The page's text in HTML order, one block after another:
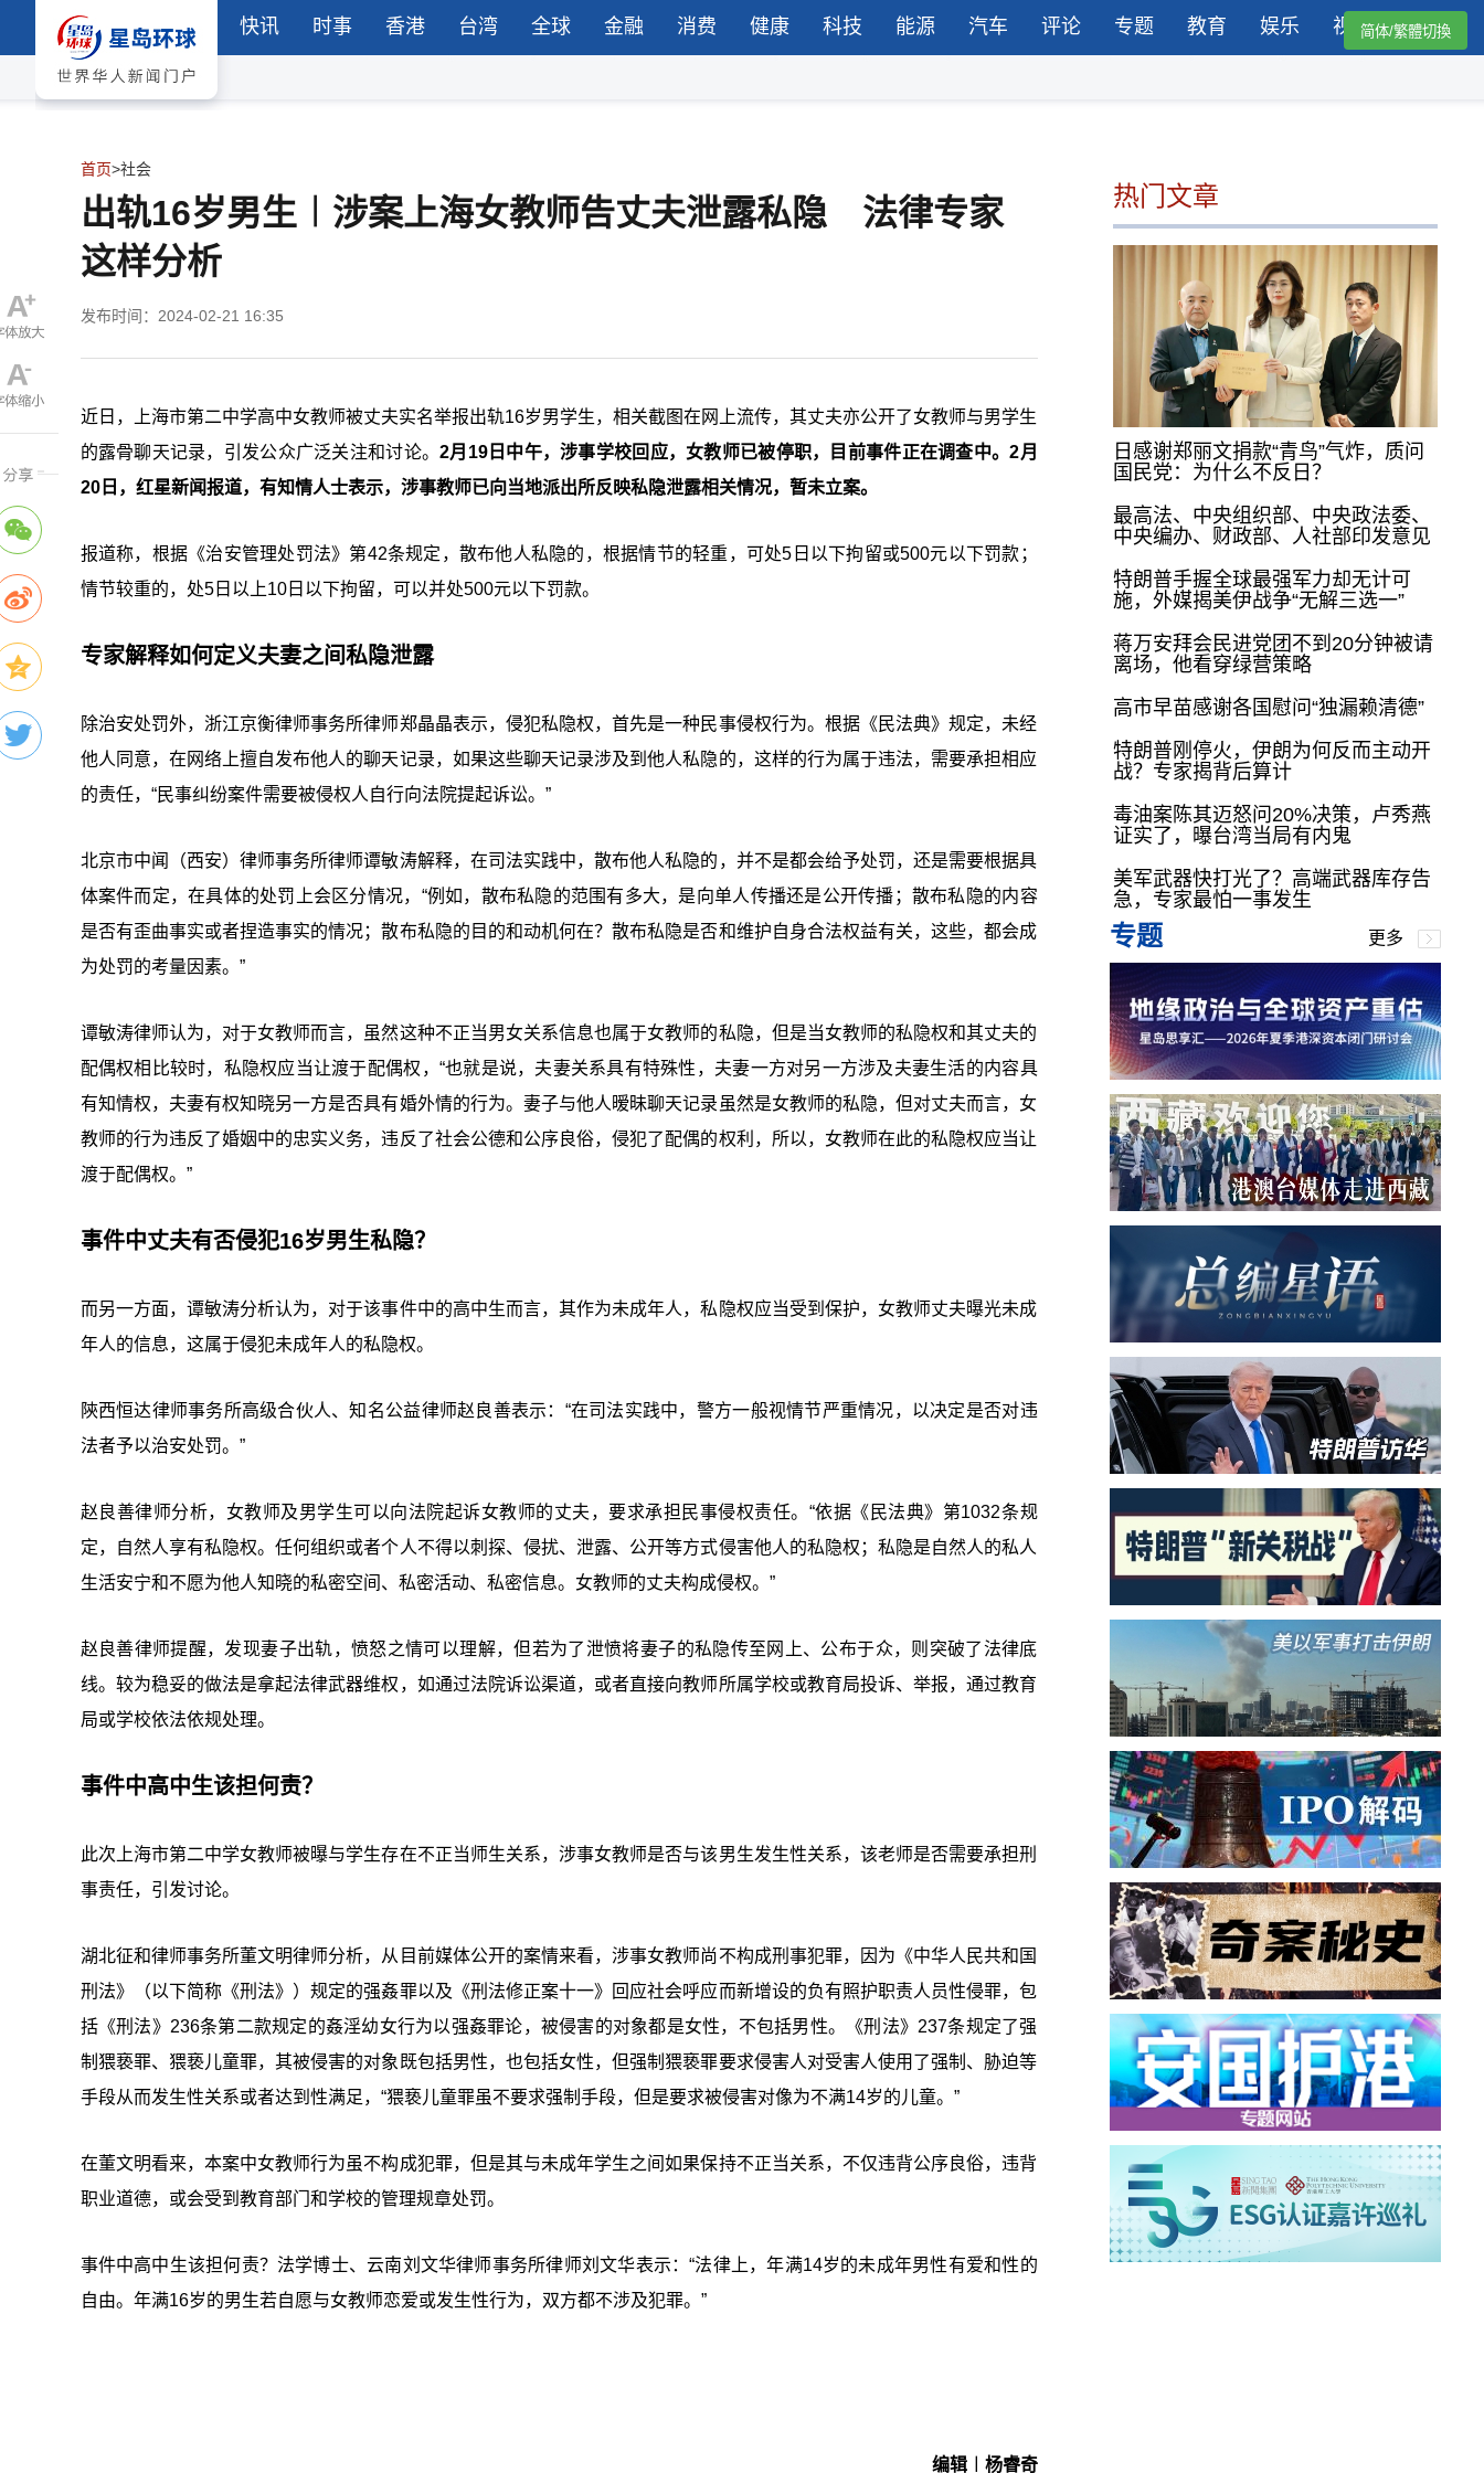
快讯 时事 香港 台湾 全球 金融 消费 健康 科技 能源 汽车 评论 专题 教育 娱乐 视频简体/繁體切換
首页>社会
出轨16岁男生︱涉案上海女教师告丈夫泄露私隐 法律专家
这样分析
发布时间：2024-02-21 16:35
近日，上海市第二中学高中女教师被丈夫实名举报出轨16岁男学生，相关截图在网上流传，其丈夫亦公开了女教师与男学生
的露骨聊天记录，引发公众广泛关注和讨论。2月19日中午，涉事学校回应，女教师已被停职，目前事件正在调查中。2月
20日，红星新闻报道，有知情人士表示，涉事教师已向当地派出所反映私隐泄露相关情况，暂未立案。
报道称，根据《治安管理处罚法》第42条规定，散布他人私隐的，根据情节的轻重，可处5日以下拘留或500元以下罚款；
情节较重的，处5日以上10日以下拘留，可以并处500元以下罚款。
专家解释如何定义夫妻之间私隐泄露
除治安处罚外，浙江京衡律师事务所律师郑晶晶表示，侵犯私隐权，首先是一种民事侵权行为。根据《民法典》规定，未经
他人同意，在网络上擅自发布他人的聊天记录，如果这些聊天记录涉及到他人私隐的，这样的行为属于违法，需要承担相应
的责任，“民事纠纷案件需要被侵权人自行向法院提起诉讼。”
北京市中闻（西安）律师事务所律师谭敏涛解释，在司法实践中，散布他人私隐的，并不是都会给予处罚，还是需要根据具
体案件而定，在具体的处罚上会区分情况，“例如，散布私隐的范围有多大，是向单人传播还是公开传播；散布私隐的内容
是否有歪曲事实或者捏造事实的情况；散布私隐的目的和动机何在？散布私隐是否和维护自身合法权益有关，这些，都会成
为处罚的考量因素。”
谭敏涛律师认为，对于女教师而言，虽然这种不正当男女关系信息也属于女教师的私隐，但是当女教师的私隐权和其丈夫的
配偶权相比较时，私隐权应当让渡于配偶权，“也就是说，夫妻关系具有特殊性，夫妻一方对另一方涉及夫妻生活的内容具
有知情权，夫妻有权知晓另一方是否具有婚外情的行为。妻子与他人暧昧聊天记录虽然是女教师的私隐，但对丈夫而言，女
教师的行为违反了婚姻中的忠实义务，违反了社会公德和公序良俗，侵犯了配偶的权利，所以，女教师在此的私隐权应当让
渡于配偶权。”
事件中丈夫有否侵犯16岁男生私隐？
而另一方面，谭敏涛分析认为，对于该事件中的高中生而言，其作为未成年人，私隐权应当受到保护，女教师丈夫曝光未成
年人的信息，这属于侵犯未成年人的私隐权。
陝西恒达律师事务所高级合伙人、知名公益律师赵良善表示：“在司法实践中，警方一般视情节严重情况，以决定是否对违
法者予以治安处罚。”
赵良善律师分析，女教师及男学生可以向法院起诉女教师的丈夫，要求承担民事侵权责任。“依据《民法典》第1032条规
定，自然人享有私隐权。任何组织或者个人不得以刺探、侵扰、泄露、公开等方式侵害他人的私隐权；私隐是自然人的私人
生活安宁和不愿为他人知晓的私密空间、私密活动、私密信息。女教师的丈夫构成侵权。”
赵良善律师提醒，发现妻子出轨，愤怒之情可以理解，但若为了泄愤将妻子的私隐传至网上、公布于众，则突破了法律底
线。较为稳妥的做法是拿起法律武器维权，如通过法院诉讼渠道，或者直接向教师所属学校或教育局投诉、举报，通过教育
局或学校依法依规处理。
事件中高中生该担何责？
此次上海市第二中学女教师被曝与学生存在不正当师生关系，涉事女教师是否与该男生发生性关系，该老师是否需要承担刑
事责任，引发讨论。
湖北征和律师事务所董文明律师分析，从目前媒体公开的案情来看，涉事女教师尚不构成刑事犯罪，因为《中华人民共和国
刑法》（以下简称《刑法》）规定的强姦罪以及《刑法修正案十一》回应社会呼应而新增设的负有照护职责人员性侵罪，包
括《刑法》236条第二款规定的姦淫幼女行为以强姦罪论，被侵害的对象都是女性，不包括男性。《刑法》237条规定了强
制猥亵罪、猥亵儿童罪，其被侵害的对象既包括男性，也包括女性，但强制猥亵罪要求侵害人对受害人使用了强制、胁迫等
手段从而发生性关系或者达到性满足，“猥亵儿童罪虽不要求强制手段，但是要求被侵害对像为不满14岁的儿童。”
在董文明看来，本案中女教师行为虽不构成犯罪，但是其与未成年学生之间如果保持不正当关系，不仅违背公序良俗，违背
职业道德，或会受到教育部门和学校的管理规章处罚。
事件中高中生该担何责？法学博士、云南刘文华律师事务所律师刘文华表示：“法律上，年满14岁的未成年男性有爱和性的
自由。年满16岁的男生若自愿与女教师恋爱或发生性行为，双方都不涉及犯罪。”
编辑︱杨睿奇
热门文章
日感谢郑丽文捐款“青鸟”气炸，质问
国民党：为什么不反日？
最高法、中央组织部、中央政法委、
中央编办、财政部、人社部印发意见
特朗普手握全球最强军力却无计可
施，外媒揭美伊战争“无解三选一”
蒋万安拜会民进党团不到20分钟被请
离场，他看穿绿营策略
高市早苗感谢各国慰问“独漏赖清德”
特朗普刚停火，伊朗为何反而主动开
战？专家揭背后算计
毒油案陈其迈怒问20%决策，卢秀燕
证实了，曝台湾当局有内鬼
美军武器快打光了？高端武器库存告
急，专家最怕一事发生
专题 更多